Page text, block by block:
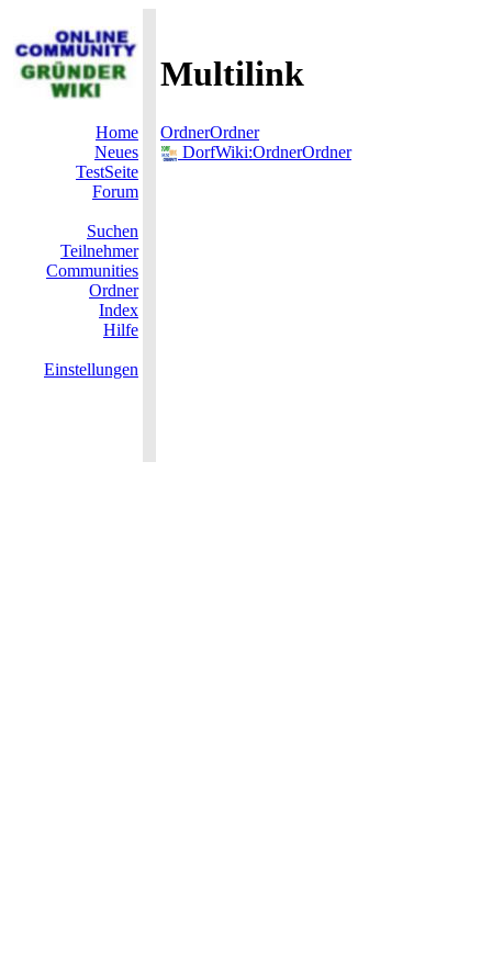
Multilink
Home
Neues
TestSeite
Forum
Suchen
Teilnehmer
Communities
Ordner
Index
Hilfe
Einstellungen
OrdnerOrdner
DorfWiki:OrdnerOrdner